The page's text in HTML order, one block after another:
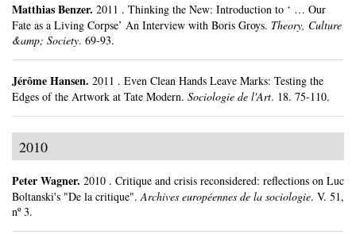
Matthias Benzer. 2011 . Thinking the New: Introduction to ‘ … Our
Fate as a Living Corpse’ An Interview with Boris Groys. Theory, Culture
&amp; Society. 69-93.
Jérôme Hansen. 2011 . Even Clean Hands Leave Marks: Testing the
Edges of the Artwork at Tate Modern. Sociologie de l'Art. 18. 75-110.
2010
Peter Wagner. 2010 . Critique and crisis reconsidered: reflections on Luc
Boltanski's "De la critique". Archives européennes de la sociologie. V. 51,
nº 3.